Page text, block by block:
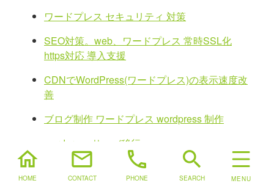
ワードプレス セキュリティ 対策
SEO対策。web、ワードプレス 常時SSL化
https対応 導入支援
CDNでWordPress(ワードプレス)の表示速度改
善
ブログ制作 ワードプレス wordpress 制作
wordpress サーバ移行
静的CMS 静的ジェネレータ wordpress 静的化
home
HOME
mail
CONTACT
phone
PHONE
search
SEARCH